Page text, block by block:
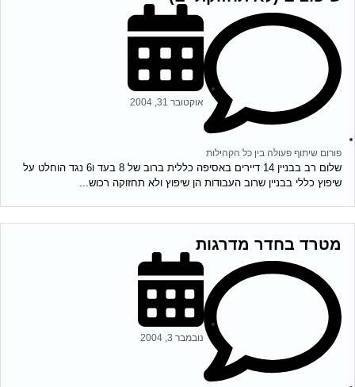
פורום שיתוף פעולה בין כל הקהילות
אוקטובר 31, 2004
שלום רב בבניין 14 דיירים באסיפה כללית ברוב של 8 בעד ו6 נגד הוחלט על
שיפוץ כללי בבניין שרוב העבודות הן שיפוץ ולא תחזוקה רכוש...
מטרד בחדר מדרגות
נובמבר 3, 2004